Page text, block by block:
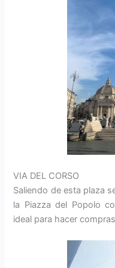
VIA DEL CORSO
Saliendo de esta plaza
la Piazza del Popolo
ideal para hacer